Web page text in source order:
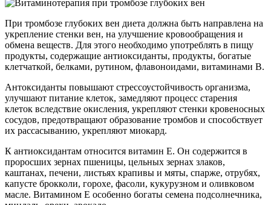
При тромбозе глубоких вен диета должна быть направлена на
укрепление стенки вен, на улучшение кровообращения и
обмена веществ. Для этого необходимо употреблять в пищу
продукты, содержащие антиоксиданты, продукты, богатые
клетчаткой, белками, рутином, флавоноидами, витаминами В.
Антоксиданты повышают стрессоустойчивость организма,
улучшают питание клеток, замедляют процесс старения
клеток вследствие окисления, укрепляют стенки кровеносных
сосудов, предотвращают образование тромбов и способствует
их рассасыванию, укрепляют миокард.
К антиоксидантам относится витамин Е. Он содержится в
проросших зернах пшеницы, цельных зернах злаков,
каштанах, печени, листьях крапивы и мяты, спарже, отрубях,
капусте брокколи, горохе, фасоли, кукурузном и оливковом
масле. Витамином Е особенно богаты семена подсолнечника,